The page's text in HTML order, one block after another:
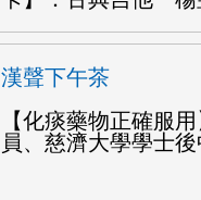
漢聲下午茶
【化痰藥物正確服
員、慈濟大學學士